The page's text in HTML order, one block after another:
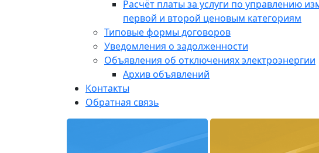
Расчёт платы за услуги по управлению
первой и второй ценовым категориям
Типовые формы договоров
Уведомления о задолженности
Объявления об отключениях электроэнергии
Архив объявлений
Контакты
Обратная связь